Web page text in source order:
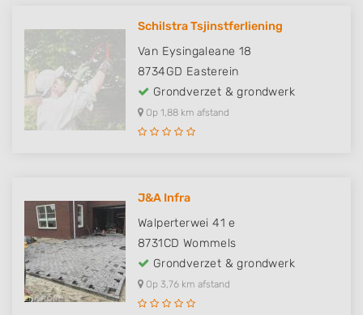
Schilstra Tsjinstferliening
Van Eysingaleane 18
8734GD Easterein
Grondverzet & grondwerk
Op 1,88 km afstand
J&A Infra
Walperterwei 41 e
8731CD Wommels
Grondverzet & grondwerk
Op 3,76 km afstand